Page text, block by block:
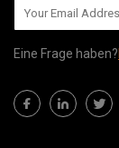
Eine Frage haben?